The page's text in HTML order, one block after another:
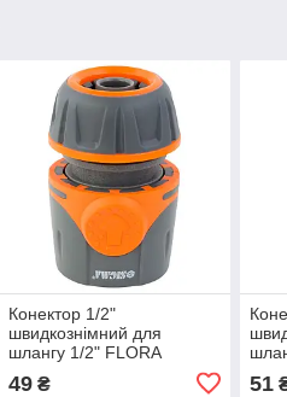
Конектор 1/2"
швидкознімний для
шлангу 1/2" FLORA
49₴ 51